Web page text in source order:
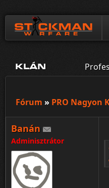
KLÁN
Fórum » PRO Nagyon
Banán
Adminisztrátor